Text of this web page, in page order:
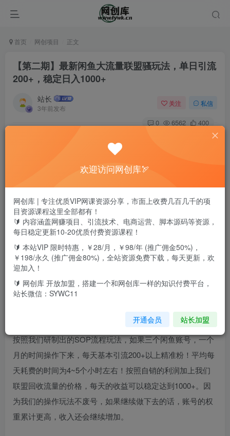
首页 网创项目 正文
【第二期】最新闲鱼大流量联盟骚玩法，单日引流
200+，稳定日入1000+
站长
3年前发布
关注 私信
0 6562 400
闲鱼大流量联盟第二期招募，更新三节及优化最新玩法。项
目太过简单粗暴，我们会教你已经成型的一套成型的SOP闲
鱼玩法（非卖货，无需选品），还有这个平台的快速打爆
按照我们研制出的SOP流程玩法，如果三个闲鱼账号，一个
月的时间操作下来，每天基本引流200+以上精准粉！平均每
天耗费的时间为4~5个小时左右！按照自销的利润加上我们
联盟回收流量的价格，每天的收益可以稳定达到1000+。因
为我们的操作玩法不废号，如果继续做下去的话，账号的权
重累计更高，收入还会继续增加。
欢迎访问网创库🏹
网创库 | 专注优质VIP网课资源分享，市面上收费几百几千的项
目资源课程这里全部都有！
🔰 内容涵盖网赚项目、引流技术、电商运营、脚本源码等资源，
每日稳定更新10-20优质付费资源课程！
🔰 本站VIP 限时特惠，￥28/月，￥98/年 (推广佣金50%)，
￥198/永久 (推广佣金80%)，全站资源免费下载，每天更新，欢
迎加入！
🔰 网创库 开放加盟，搭建一个和网创库一样的知识付费平台，
站长微信：SYWC11
开通会员 站长加盟